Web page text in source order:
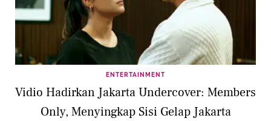
ENTERTAINMENT
Vidio Hadirkan Jakarta Undercover: Members
Only, Menyingkap Sisi Gelap Jakarta